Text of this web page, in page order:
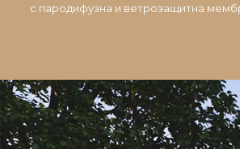
с пародифузна и ветрозащитна